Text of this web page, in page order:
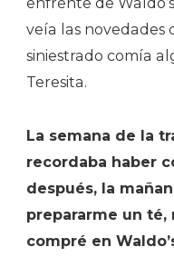
veía las novedades
siniestrado comía
Teresita.
La semana de la
recordaba haber
después, la
prepararme un
compré en